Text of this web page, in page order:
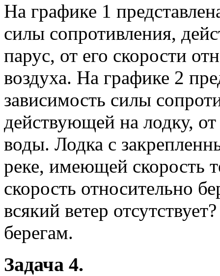
На графике 1
силы сопротивления,
парус, от его скорости
воздуха. На графике 2
зависимость силы
действующей на лодку,
воды. Лодка с
реке, имеющей скорость
скорость относительно
всякий ветер
берегам.
Задача 4.